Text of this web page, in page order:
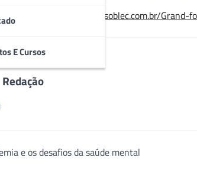
E Cursos
em
souoftalmologista.soblec.com.br/Grand-
Redação
e os desafios da saúde mental